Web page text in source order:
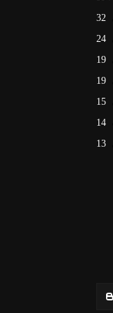
32
24
19
19
15
14
13